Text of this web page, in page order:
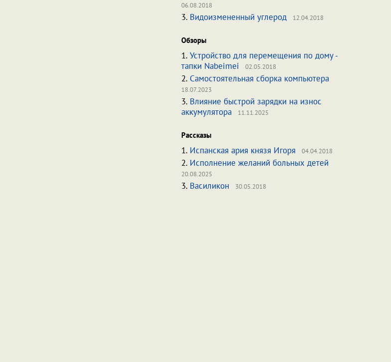
06.08.2018
3. Видоизмененный углерод 12.04.2018
Обзоры
1. Устройство для перемещения по дому -
тапки Nabeimei
02.05.2018
2. Самостоятельная сборка компьютера
18.07.2023
3. Влияние быстрой зарядки на износ
аккумулятора
11.11.2025
Рассказы
1. Испанская ария князя Игоря 04.04.2018
2. Исполнение желаний больных детей
20.08.2025
3. Василикон 30.05.2018